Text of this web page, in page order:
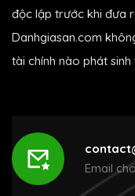
độc lập trước khi đưa
Danhgiasan.com
tài chính nào phát
Email